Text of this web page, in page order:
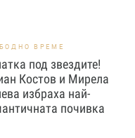
ВРЕМЕ
под звездите!
Костов и Мирела
избраха най-
почивка